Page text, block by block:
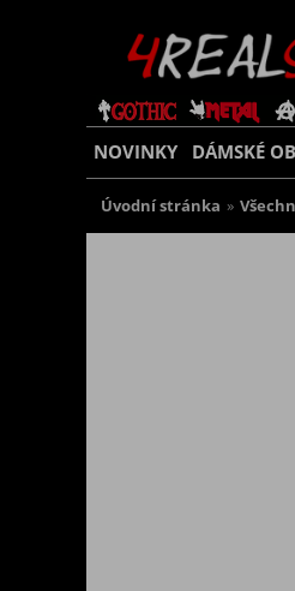
NOVINKY DÁMSKÉ
Úvodní stránka »